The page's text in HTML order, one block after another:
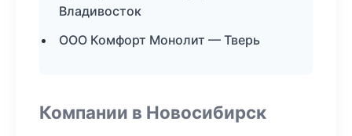
Владивосток
ООО Комфорт Монолит — Тверь
Компании в Новосибирск